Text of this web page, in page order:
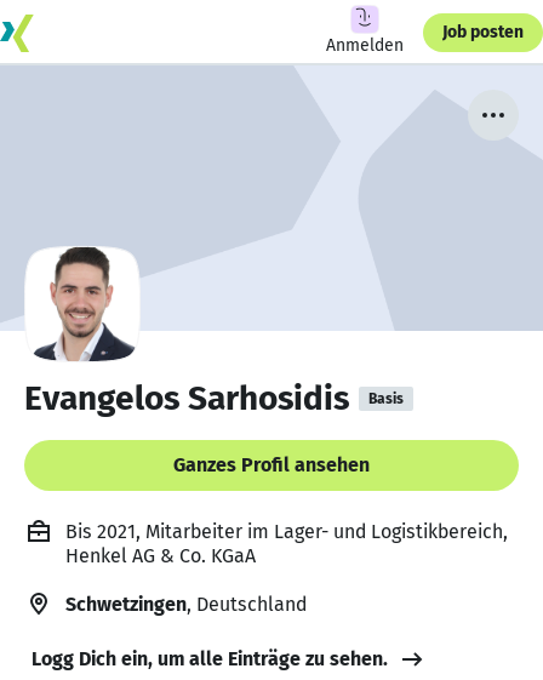
Anmelden
Job posten
Evangelos Sarhosidis Basis
Ganzes Profil ansehen
Bis 2021, Mitarbeiter im Lager- und Logistikbereich,
Henkel AG & Co. KGaA
Schwetzingen, Deutschland
Logg Dich ein, um alle Einträge zu sehen.